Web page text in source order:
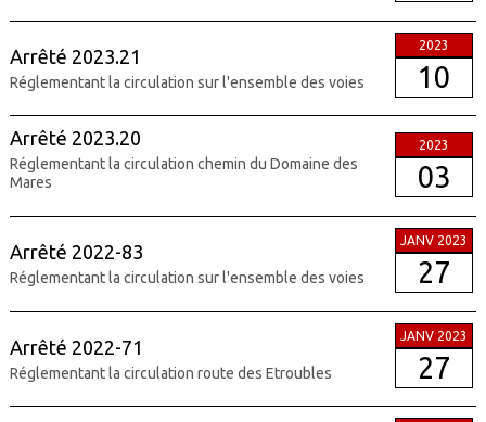
Arrêté 2023.21
Réglementant la circulation sur l'ensemble des voies
2023
10
Arrêté 2023.20
Réglementant la circulation chemin du Domaine des
Mares
2023
03
Arrêté 2022-83
Réglementant la circulation sur l'ensemble des voies
JANV 2023
27
Arrêté 2022-71
Réglementant la circulation route des Etroubles
JANV 2023
27